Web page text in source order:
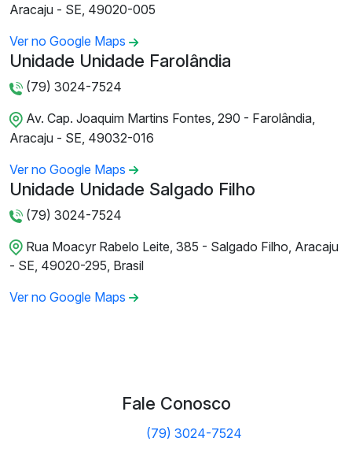
Aracaju - SE, 49020-005
Ver no Google Maps
Unidade Unidade Farolândia
(79) 3024-7524
Av. Cap. Joaquim Martins Fontes, 290 - Farolândia,
Aracaju - SE, 49032-016
Ver no Google Maps
Unidade Unidade Salgado Filho
(79) 3024-7524
Rua Moacyr Rabelo Leite, 385 - Salgado Filho, Aracaju
- SE, 49020-295, Brasil
Ver no Google Maps
Fale Conosco
(79) 3024-7524